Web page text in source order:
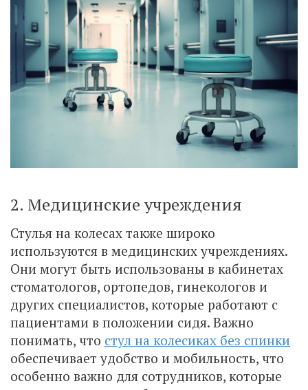
2. Медицинские учреждения
Стулья на колесах также широко
используются в медицинских учреждениях.
Они могут быть использованы в кабинетах
стоматологов, ортопедов, гинекологов и
других специалистов, которые работают с
пациентами в положении сидя. Важно
понимать, что стул на колесиках без спинки
обеспечивает удобство и мобильность, что
особенно важно для сотрудников, которые